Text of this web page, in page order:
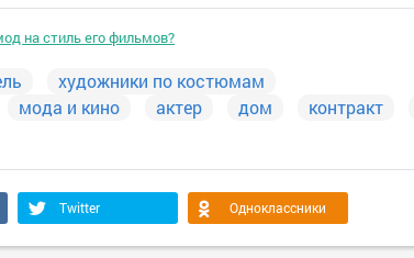
на стиль его фильмов?
художники по костюмам
мода и кино актер дом контракт
Twitter Одноклассники